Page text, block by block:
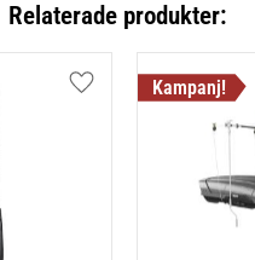
Relaterade produkter:
Lägg till i favoriter